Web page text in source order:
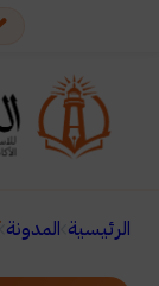
الرئيسية المدونة